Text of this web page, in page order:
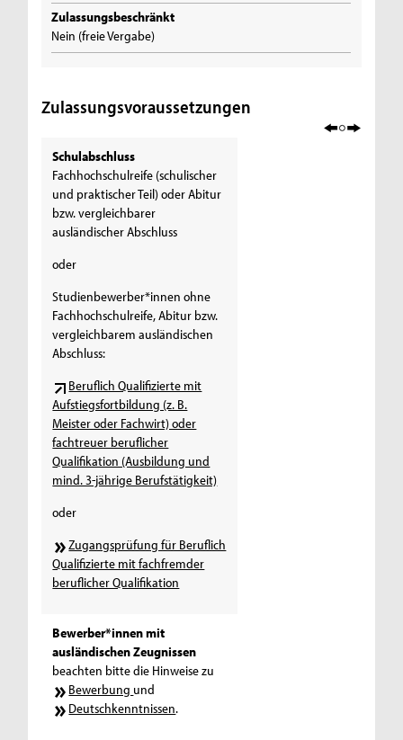
Zulassungsbeschränkt
Nein (freie Vergabe)
Zulassungsvoraussetzungen
Schulabschluss
Fachhochschulreife (schulischer
und praktischer Teil) oder Abitur
bzw. vergleichbarer
ausländischer Abschluss
oder
Studienbewerber*innen ohne
Fachhochschulreife, Abitur bzw.
vergleichbarem ausländischen
Abschluss:
Beruflich Qualifizierte mit
Aufstiegsfortbildung (z. B.
Meister oder Fachwirt) oder
fachtreuer beruflicher
Qualifikation (Ausbildung und
mind. 3-jährige Berufstätigkeit)
oder
Zugangsprüfung für Beruflich
Qualifizierte mit fachfremder
beruflicher Qualifikation
Bewerber*innen mit
ausländischen Zeugnissen
beachten bitte die Hinweise zu
Bewerbung und
Deutschkenntnissen.